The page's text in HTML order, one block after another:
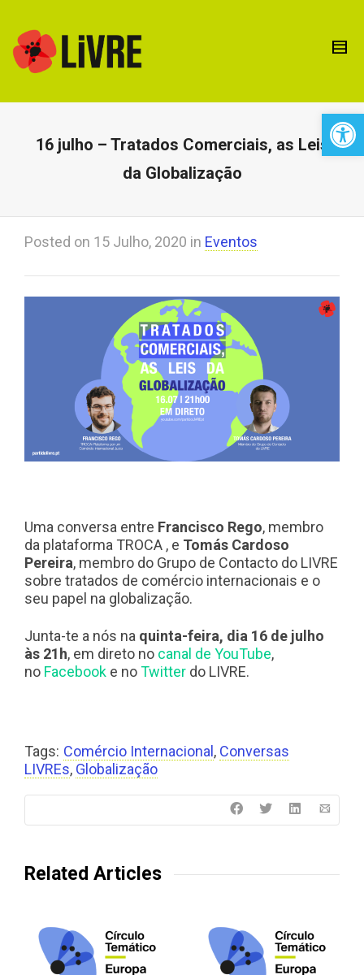
16 julho – Tratados Comerciais, as Leis
da Globalização
Posted on 15 Julho, 2020 in Eventos
Uma conversa entre Francisco Rego, membro
da plataforma TROCA , e Tomás Cardoso
Pereira, membro do Grupo de Contacto do LIVRE
sobre tratados de comércio internacionais e o
seu papel na globalização.
Junta-te a nós na quinta-feira, dia 16 de julho
às 21h, em direto no canal de YouTube,
no Facebook e noTwitter do LIVRE.
Tags: Comércio Internacional , Conversas
LIVREs, Globalização
Related Articles